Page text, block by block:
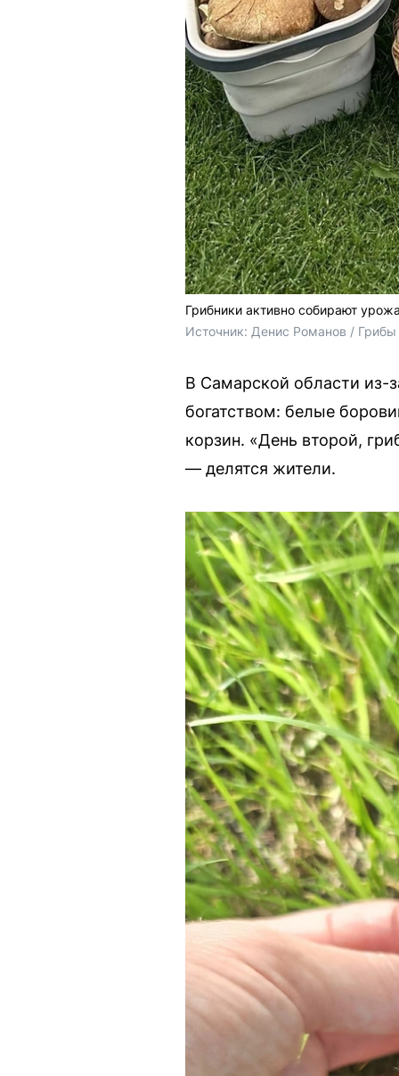
Грибники активно собирают
Источник: Денис Романов /
В Самарской области из-
богатством: белые
корзин. «День второй,
— делятся жители.